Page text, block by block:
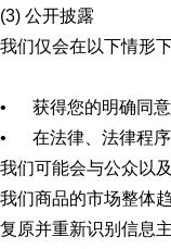
(3) 公开披露
我们仅会在以下情形
• 获得您的明确同意
• 在法律、法律程序
我们可能会与公众以
我们商品的市场整体
复原并重新识别信息